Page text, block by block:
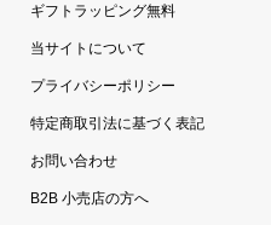
ギフトラッピング無料
当サイトについて
プライバシーポリシー
特定商取引法に基づく表記
お問い合わせ
B2B 小売店の方へ